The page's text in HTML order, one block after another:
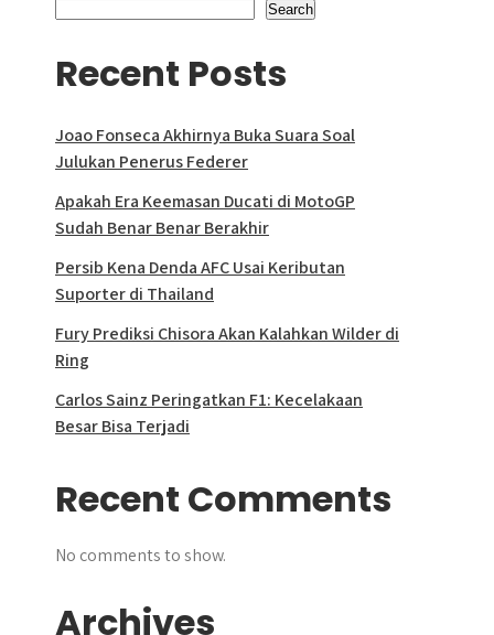
Search
Recent Posts
Joao Fonseca Akhirnya Buka Suara Soal
Julukan Penerus Federer
Apakah Era Keemasan Ducati di MotoGP
Sudah Benar Benar Berakhir
Persib Kena Denda AFC Usai Keributan
Suporter di Thailand
Fury Prediksi Chisora Akan Kalahkan Wilder di
Ring
Carlos Sainz Peringatkan F1: Kecelakaan
Besar Bisa Terjadi
Recent Comments
No comments to show.
Archives